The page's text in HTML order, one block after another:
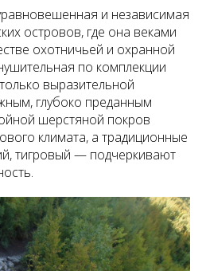
и независимая
островов, где она веками
охотничьей и охранной
по комплекции
выразительной
глубоко преданным
шерстяной покров
климата, а традиционные
тигровый — подчеркивают